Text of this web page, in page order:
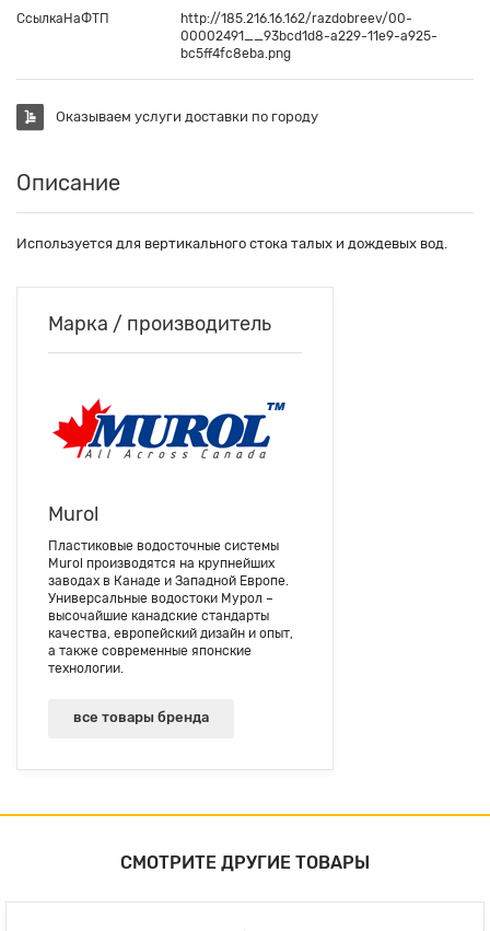
СсылкаНаФТП
http://185.216.16.162/razdobreev/00-
00002491__93bcd1d8-a229-11e9-a925-
bc5ff4fc8eba.png
Оказываем услуги доставки по городу
Описание
Используется для вертикального стока талых и дождевых вод.
Марка / производитель
Murol
Пластиковые водосточные системы
Murol производятся на крупнейших
заводах в Канаде и Западной Европе.
Универсальные водостоки Мурол –
высочайшие канадские стандарты
качества, европейский дизайн и опыт,
а также современные японские
технологии.
все товары бренда
СМОТРИТЕ ДРУГИЕ ТОВАРЫ